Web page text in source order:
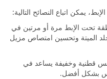
يمكن اتباع النصائح التالية:
تحت الإبط مرة أو مرتين في
الميتة وتحسين امتصاص مزيل
قطنية وخفيفة يساعد في
بشكل أفضل.